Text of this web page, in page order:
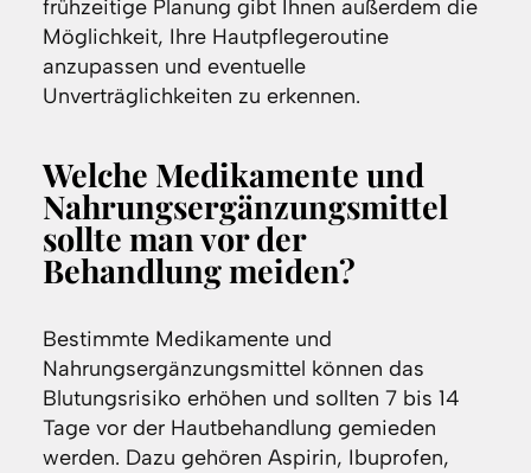
frühzeitige Planung gibt Ihnen außerdem die
Möglichkeit, Ihre Hautpflegeroutine
anzupassen und eventuelle
Unverträglichkeiten zu erkennen.
Welche Medikamente und
Nahrungsergänzungsmittel
sollte man vor der
Behandlung meiden?
Bestimmte Medikamente und
Nahrungsergänzungsmittel können das
Blutungsrisiko erhöhen und sollten 7 bis 14
Tage vor der Hautbehandlung gemieden
werden. Dazu gehören Aspirin, Ibuprofen,